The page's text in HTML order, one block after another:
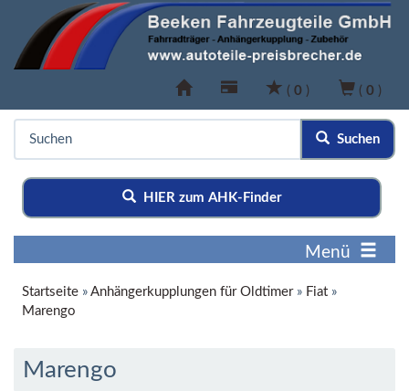
( 0 ) ( 0 )
Suchen
HIER zum AHK-Finder
Menü
Startseite » Anhängerkupplungen für Oldtimer» Fiat »
Marengo
Marengo